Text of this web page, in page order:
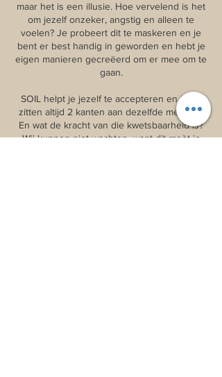
maar het is een illusie. Hoe vervelend is het
om jezelf onzeker, angstig en alleen te
voelen? Je probeert dit te maskeren en je
bent er best handig in geworden en hebt je
eigen manieren gecreëerd om er mee om te
gaan.
SOIL helpt je jezelf te accepteren en ja, er
zitten altijd 2 kanten aan dezelfde medaille.
En wat de kracht van die kwetsbaarheid is?
Wij kunnen niet wachten, want dit moèt je